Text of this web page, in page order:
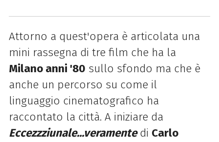
Attorno a quest'opera è articolata una
mini rassegna di tre film che ha la
Milano anni '80 sullo sfondo ma che è
anche un percorso su come il
linguaggio cinematografico ha
raccontato la città. A iniziare da
Eccezzziunale...veramentedi Carlo